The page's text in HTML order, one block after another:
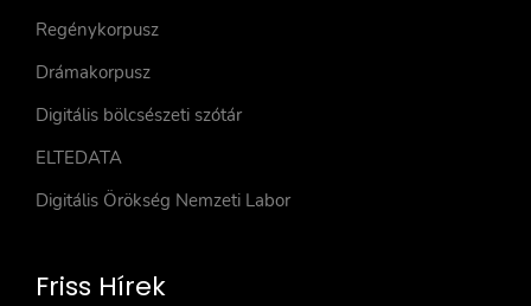
Regénykorpusz
Drámakorpusz
Digitális bölcsészeti szótár
ELTEDATA
Digitális Örökség Nemzeti Labor
Friss Hírek